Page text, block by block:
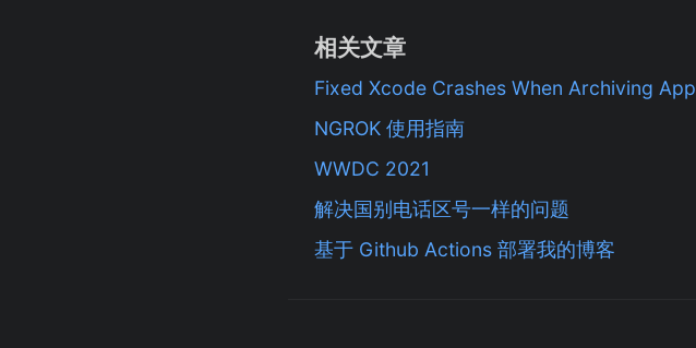
相关文章
Fixed Xcode Crashes When Archiving App
NGROK 使用指南
WWDC 2021
解决国别电话区号一样的问题
基于 Github Actions 部署我的博客